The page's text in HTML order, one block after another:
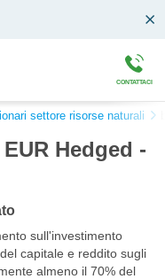
CONTATTACI
settore risorse naturali
Hedged -
sull'investimento
capitale e reddito sugli
almeno il 70% del